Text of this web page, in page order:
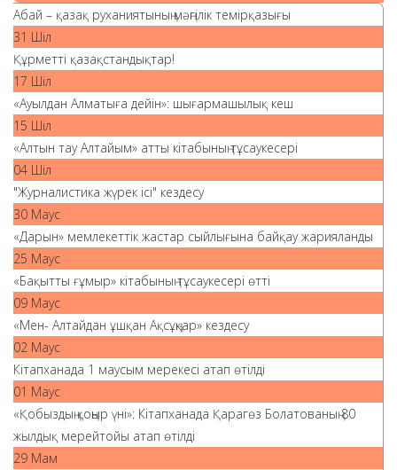
Абай – қазақ руханиятының мәңгілік темірқазығы
31 Шіл
Құрметті қазақстандықтар!
17 Шіл
«Ауылдан Алматыға дейін»: шығармашылық кеш
15 Шіл
«Алтын тау Алтайым» атты кітабының тұсаукесері
04 Шіл
"Журналистика жүрек ісі" кездесу
30 Маус
«Дарын» мемлекеттік жастар сыйлығына байқау жарияланды
25 Маус
«Бақытты ғұмыр» кітабының тұсаукесері өтті
09 Маус
«Мен- Алтайдан ұшқан Ақсұңқар» кездесу
02 Маус
Кітапханада 1 маусым мерекесі атап өтілді
01 Маус
«Қобыздың қоңыр үні»: Кітапханада Қарагөз Болатованың 80
жылдық мерейтойы атап өтілді
29 Мам